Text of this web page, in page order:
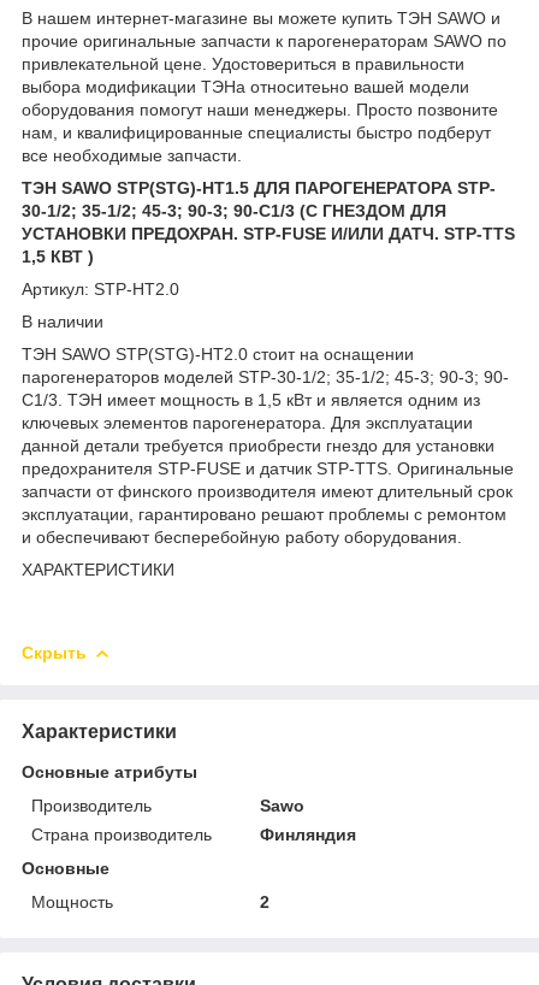
В нашем интернет-магазине вы можете купить ТЭН SAWO и
прочие оригинальные запчасти к парогенераторам SAWO по
привлекательной цене. Удостовериться в правильности
выбора модификации ТЭНа относитеьно вашей модели
оборудования помогут наши менеджеры. Просто позвоните
нам, и квалифицированные специалисты быстро подберут
все необходимые запчасти.
ТЭН SAWO STP(STG)-HT1.5 ДЛЯ ПАРОГЕНЕРАТОРА STP-
30-1/2; 35-1/2; 45-3; 90-3; 90-C1/3 (С ГНЕЗДОМ ДЛЯ
УСТАНОВКИ ПРЕДОХРАН. STP-FUSE И/ИЛИ ДАТЧ. STP-TTS
1,5 КВТ )
Артикул: STP-HT2.0
В наличии
ТЭН SAWO STP(STG)-HT2.0 стоит на оснащении
парогенераторов моделей STP-30-1/2; 35-1/2; 45-3; 90-3; 90-
C1/3. ТЭН имеет мощность в 1,5 кВт и является одним из
ключевых элементов парогенератора. Для эксплуатации
данной детали требуется приобрести гнездо для установки
предохранителя STP-FUSE и датчик STP-TTS. Оригинальные
запчасти от финского производителя имеют длительный срок
эксплуатации, гарантировано решают проблемы с ремонтом
и обеспечивают бесперебойную работу оборудования.
ХАРАКТЕРИСТИКИ
Скрыть
Характеристики
Основные атрибуты
Производитель
Sawo
Страна производитель
Финляндия
Основные
Мощность
2